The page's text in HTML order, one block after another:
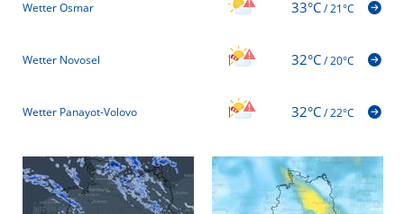
Wetter Osmar 33°C/21°C
Wetter Novosel 32°C/20°C
Wetter Panayot-Volovo 32°C/22°C